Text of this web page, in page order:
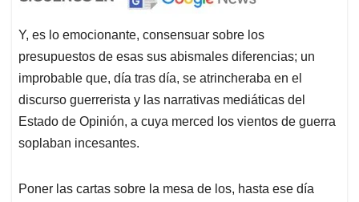
Y, es lo emocionante, consensuar sobre los
presupuestos de esas sus abismales diferencias; un
improbable que, día tras día, se atrincheraba en el
discurso guerrerista y las narrativas mediáticas del
Estado de Opinión, a cuya merced los vientos de guerra
soplaban incesantes.
Poner las cartas sobre la mesa de los, hasta ese día